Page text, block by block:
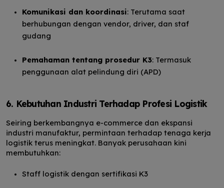
Komunikasi dan koordinasi: Terutama saat
berhubungan dengan vendor, driver, dan staf
gudang
Pemahaman tentang prosedur K3: Termasuk
penggunaan alat pelindung diri (APD)
6. Kebutuhan Industri Terhadap Profesi Logistik
Seiring berkembangnya e-commerce dan ekspansi
industri manufaktur, permintaan terhadap tenaga kerja
logistik terus meningkat. Banyak perusahaan kini
membutuhkan:
Staff logistik dengan sertifikasi K3